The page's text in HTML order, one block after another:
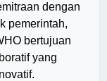
dengan
pemerintah,
bertujuan
yang